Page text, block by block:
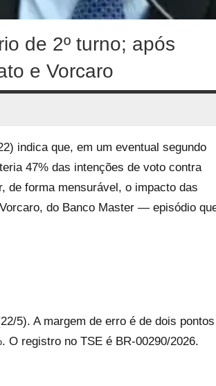
de 2º turno; após
e Vorcaro
indica que, em um eventual segundo
47% das intenções de voto contra
de forma mensurável, o impacto das
do Banco Master — episódio
5). A margem de erro é de dois pontos
O registro no TSE é BR-00290/2026.